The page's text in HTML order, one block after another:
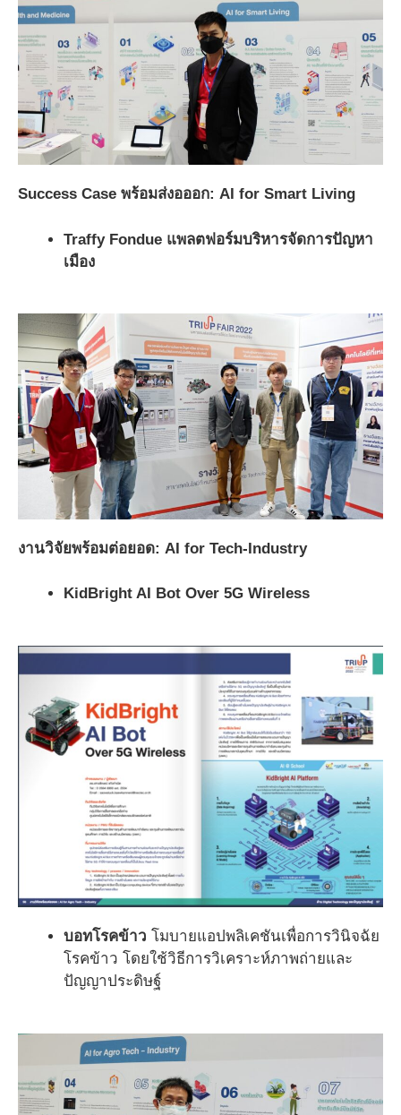
Success Case พร้อมส่งอออก: AI for Smart Living
Traffy Fondue แพลตฟอร์มบริหารจัดการปัญหา
เมือง
งานวิจัยพร้อมต่อยอด: AI for Tech-Industry
KidBright AI Bot Over 5G Wireless
บอทโรคข้าว โมบายแอปพลิเคชันเพื่อการวินิจฉัย
โรคข้าว โดยใช้วิธีการวิเคราะห์ภาพถ่ายและ
ปัญญาประดิษฐ์